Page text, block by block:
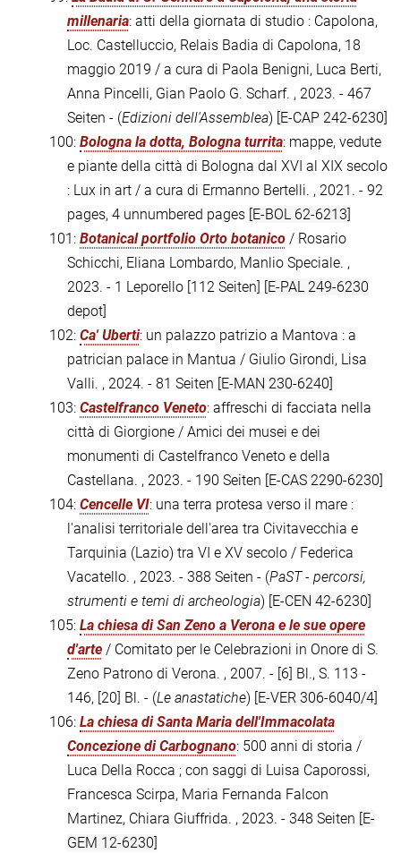
millenaria: atti della giornata di studio : Capolona,
Loc. Castelluccio, Relais Badia di Capolona, 18
maggio 2019 / a cura di Paola Benigni, Luca Berti,
Anna Pincelli, Gian Paolo G. Scharf. , 2023. - 467
Seiten - (Edizioni dell'Assemblea) [E-CAP 242-6230]
100: Bologna la dotta, Bologna turrita: mappe, vedute
e piante della città di Bologna dal XVI al XIX secolo
: Lux in art / a cura di Ermanno Bertelli. , 2021. - 92
pages, 4 unnumbered pages [E-BOL 62-6213]
101: Botanical portfolio Orto botanico / Rosario
Schicchi, Eliana Lombardo, Manlio Speciale. ,
2023. - 1 Leporello [112 Seiten]
[E-PAL 249-6230
depot]
102: Ca' Uberti: un palazzo patrizio a Mantova : a
patrician palace in Mantua / Giulio Girondi, Lisa
Valli. , 2024. - 81 Seiten [E-MAN 230-6240]
103: Castelfranco Veneto: affreschi di facciata nella
città di Giorgione / Amici dei musei e dei
monumenti di Castelfranco Veneto e della
Castellana. , 2023. - 190 Seiten [E-CAS 2290-6230]
104: Cencelle VI: una terra protesa verso il mare :
l'analisi territoriale dell'area tra Civitavecchia e
Tarquinia (Lazio) tra VI e XV secolo / Federica
Vacatello. , 2023. - 388 Seiten - (PaST - percorsi,
strumenti e temi di archeologia) [E-CEN 42-6230]
105: La chiesa di San Zeno a Verona e le sue opere
d'arte / Comitato per le Celebrazioni in Onore di S.
Zeno Patrono di Verona. , 2007. - [6] Bl., S. 113 -
146, [20] Bl. - (Le anastatiche) [E-VER 306-6040/4]
106: La chiesa di Santa Maria dell'Immacolata
Concezione di Carbognano: 500 anni di storia /
Luca Della Rocca ; con saggi di Luisa Caporossi,
Francesca Scirpa, Maria Fernanda Falcon
Martinez, Chiara Giuffrida. , 2023. - 348 Seiten [E-
GEM 12-6230]